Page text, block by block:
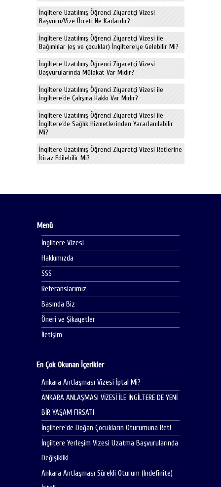
İngiltere Uzatılmış Öğrenci Ziyaretçi Vizesi
Başvuru/Vize Ücreti Ne Kadardır?
İngiltere Uzatılmış Öğrenci Ziyaretçi Vizesi ile
Bağımlılar (eş ve çocuklar) İngiltere’ye Gelebilir Mi?
İngiltere Uzatılmış Öğrenci Ziyaretçi Vizesi
Başvurularında Mülakat Var Mıdır?
İngiltere Uzatılmış Öğrenci Ziyaretçi Vizesi ile
İngiltere’de Çalışma Hakkı Var Mıdır?
İngiltere Uzatılmış Öğrenci Ziyaretçi Vizesi ile
İngiltere’de Sağlık Hizmetlerinden Yararlanılabilir
Mi?
İngiltere Uzatılmış Öğrenci Ziyaretçi Vizesi Retlerine
İtiraz Edilebilir Mi?
Menü
İngiltere Vizesi
Hakkımızda
SSS
Referanslarımız
Basında Biz
Öneri ve Şikayetler
İletişim
En Çok Okunan İçerikler
Ankara Antlaşması Vizesi İptal Mi?
ANKARA ANLAŞMASI VİZESİ İLE İNGİLTERE DE YENİ
BİR YAŞAM FIRSATI
İngiltere’de Doğan Çocukların Oturumuna Ret!
İngiltere Yerleşim Vizesi Uzatma Başvurularında
Değişiklik!
Ankara Antlaşması Sürekli Oturum (Indefinite)